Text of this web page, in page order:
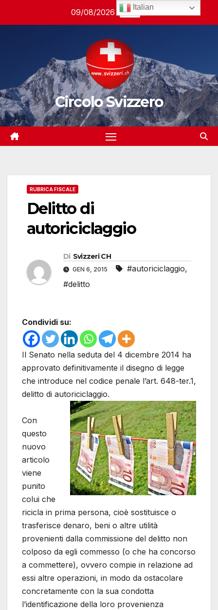
09/08/2026 11:37
Circolo Svizzero
RUBRICA FISCALE
Delitto di
autoriciclaggio
Di Svizzeri CH
GEN 6, 2015 #autoriciclaggio,
#delitto
Condividi su:
Il Senato nella seduta del 4 dicembre 2014 ha
approvato definitivamente il disegno di legge
che introduce nel codice penale l’art. 648-ter.1,
delitto di autoriciclaggio.
Con
questo
nuovo
articolo
viene
punito
colui che
ricicla in prima persona, cioè sostituisce o
trasferisce denaro, beni o altre utilità
provenienti dalla commissione del delitto non
colposo da egli commesso (o che ha concorso
a commettere), ovvero compie in relazione ad
essi altre operazioni, in modo da ostacolare
concretamente con la sua condotta
l’identificazione della loro provenienza
Italian